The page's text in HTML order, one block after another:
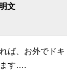
文
ば、お外でドキ
ます….